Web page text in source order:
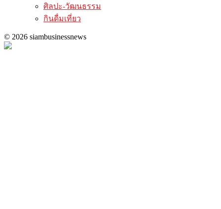
ศิลปะ-วัฒนธรรม
กินดื่มเที่ยว
© 2026 siambusinessnews